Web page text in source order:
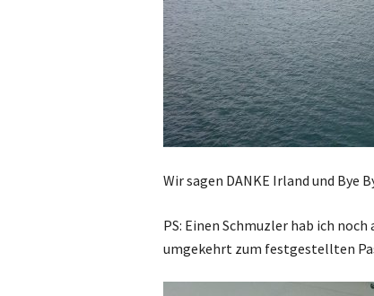
Wir sagen DANKE Irland und Bye
PS: Einen Schmuzler hab ich
umgekehrt zum festgestellten